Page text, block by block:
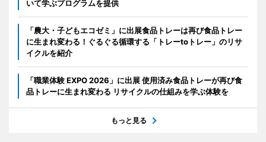
いて学ぶプログラムを提供
「農大・子どもエコゼミ」に出展食品トレーは再び食品トレー
に生まれ変わる！ぐるぐる循環する「トレーtoトレー」のリサ
イクルを紹介
「職業体験 EXPO 2026」に出展 使用済み食品トレーが再び食
品トレーに生まれ変わる リサイクルの仕組みを学ぶ体験を
もっと見る